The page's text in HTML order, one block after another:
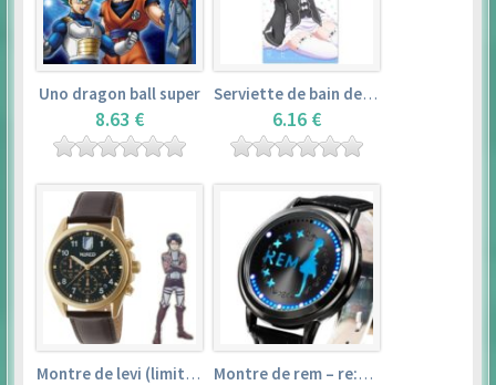
Uno dragon ball super
8.63 €
Serviette de bain de rem (120×60cm) – re:zero kara hajimeru isekai seikatsu
6.16 €
Montre de levi (limited edition) – shingeki no kyojin Montre de rem – re:zero kara hajimeru isekai seikatsu